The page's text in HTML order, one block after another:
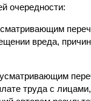
очередности:
вреда,
труда с